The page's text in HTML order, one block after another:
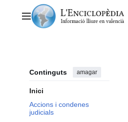
contingutMenú principal
Continguts amagar
Inici
Accions i condenes
judicials